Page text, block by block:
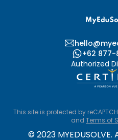
+62
Authorized
This site is protected by
and Terms of
© 2023 MYEDUSOLVE.